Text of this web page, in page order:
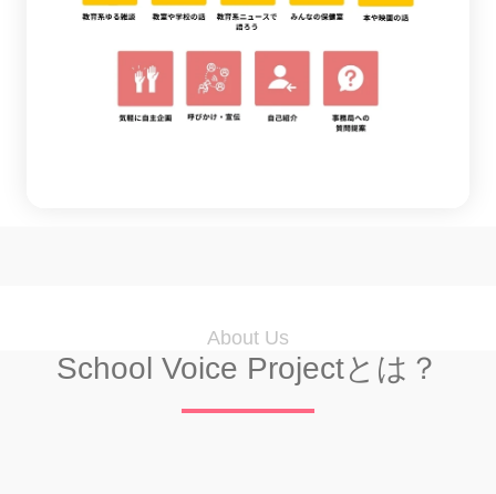
About Us
School Voice Projectとは？